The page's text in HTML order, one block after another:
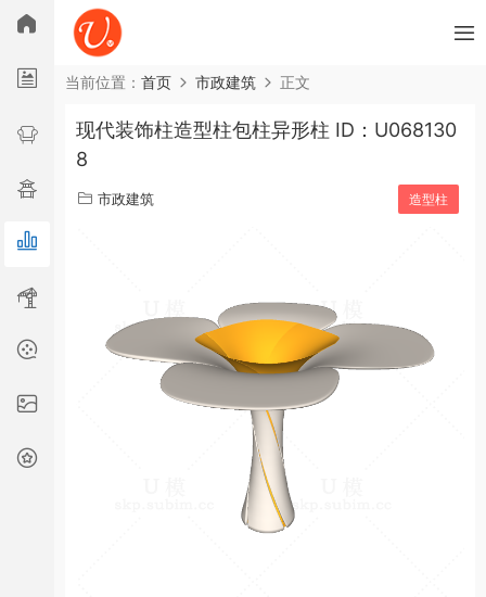
所有分类
广告舞美 室内单体 室内空间 园林景观
当前位置： 首页 市政建筑 正文
现代装饰柱造型柱包柱异形柱 ID：U068130
8
市政建筑 造型柱